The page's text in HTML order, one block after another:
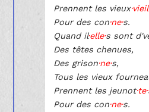
Prennent les vieux
Pour des con·ne·s.
Quand il·elle·s sont
Des têtes chenues,
Des grison·ne·s,
Tous les vieux
Prennent les jeunot·te·
Pour des con·ne·s.